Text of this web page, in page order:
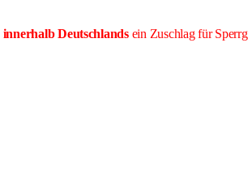
innerhalb Deutschlandsein Zuschlag für